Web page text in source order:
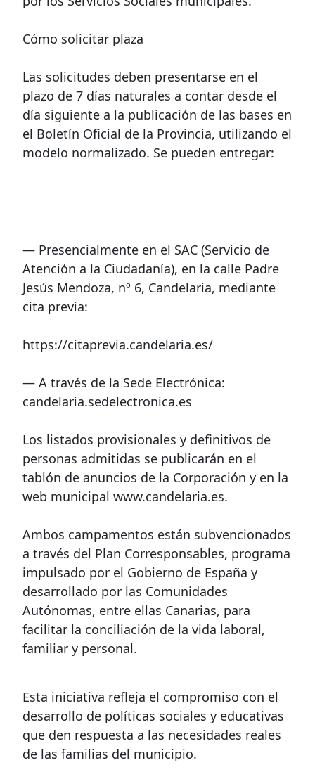
Cómo solicitar plaza
Las solicitudes deben presentarse en el
plazo de 7 días naturales a contar desde el
día siguiente a la publicación de las bases en
el Boletín Oficial de la Provincia, utilizando el
modelo normalizado. Se pueden entregar:
— Presencialmente en el SAC (Servicio de
Atención a la Ciudadanía), en la calle Padre
Jesús Mendoza, nº 6, Candelaria, mediante
cita previa:
https://citaprevia.candelaria.es/
— A través de la Sede Electrónica:
candelaria.sedelectronica.es
Los listados provisionales y definitivos de
personas admitidas se publicarán en el
tablón de anuncios de la Corporación y en la
web municipal www.candelaria.es.
Ambos campamentos están subvencionados
a través del Plan Corresponsables, programa
impulsado por el Gobierno de España y
desarrollado por las Comunidades
Autónomas, entre ellas Canarias, para
facilitar la conciliación de la vida laboral,
familiar y personal.
Esta iniciativa refleja el compromiso con el
desarrollo de políticas sociales y educativas
que den respuesta a las necesidades reales
de las familias del municipio.